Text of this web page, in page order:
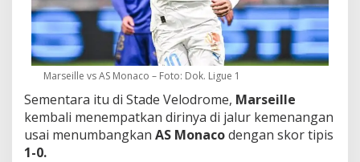
Marseille vs AS Monaco – Foto: Dok. Ligue 1
Sementara itu di Stade Velodrome, Marseille
kembali menempatkan dirinya di jalur kemenangan
usai menumbangkan AS Monacodengan skor tipis
1-0.